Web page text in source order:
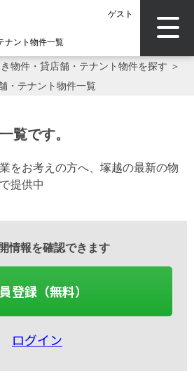
ゲスト
ナント物件一覧
物件・貸店舗・テナント物件を探す ＞
・テナント物件一覧
覧です。
をお考えの方へ、塚越の最新の物
提供中
情報を確認できます
登録（無料）
ログイン